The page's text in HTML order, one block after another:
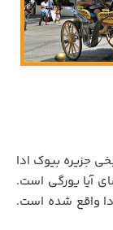
جزیره بیوک ادا
آیا یورگی است.
واقع شده است.